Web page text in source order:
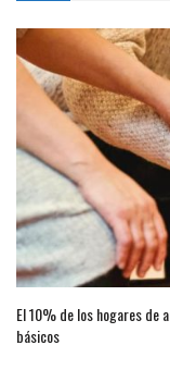
El 10% de los hogares de
básicos